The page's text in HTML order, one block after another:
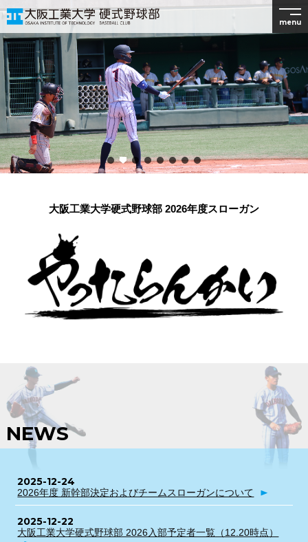
menu
大阪工業大学硬式野球部 2026年度スローガン
NEWS
2025-12-24
2026年度 新幹部決定およびチームスローガンについて
2025-12-22
大阪工業大学硬式野球部 2026入部予定者一覧（12.20時点）